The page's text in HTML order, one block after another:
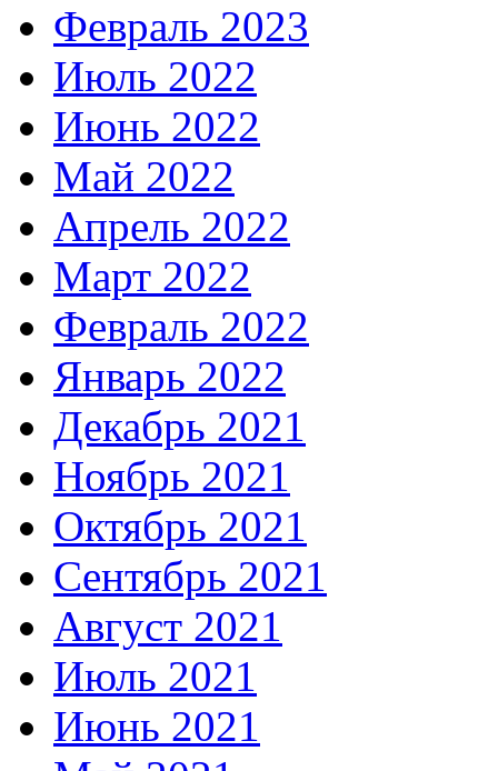
Февраль 2023
Июль 2022
Июнь 2022
Май 2022
Апрель 2022
Март 2022
Февраль 2022
Январь 2022
Декабрь 2021
Ноябрь 2021
Октябрь 2021
Сентябрь 2021
Август 2021
Июль 2021
Июнь 2021